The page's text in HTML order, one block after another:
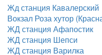
Жд станция Кавалерский
Вокзал Роза хутор
ЖД станция Афапостик
ЖД станция Шепси
ЖД станция Варилка